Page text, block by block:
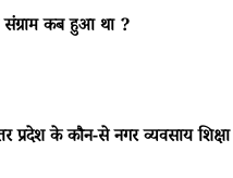
संग्राम कब हुआ था ?
प्रदेश के कौन-से नगर व्यवसाय